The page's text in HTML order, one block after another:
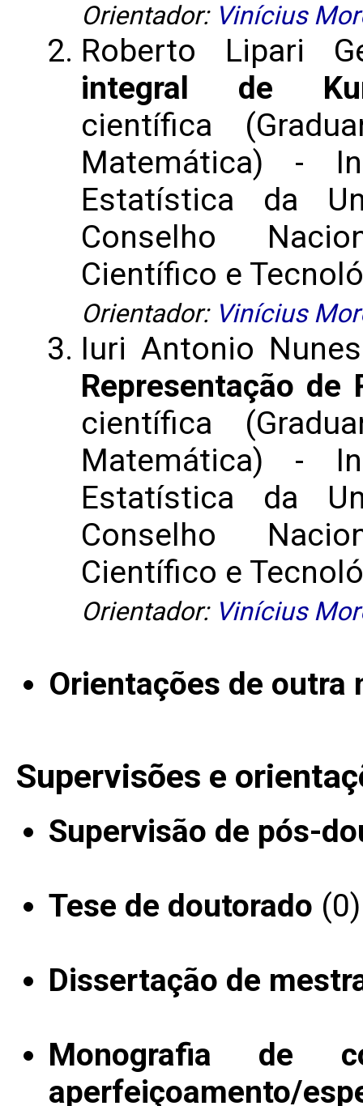
Orientador: Vinícius
Roberto Lipari
integral de
científica
Matemática) -
Estatística da
Conselho
Científico e
Orientador: Vinícius
Iuri Antonio
Representação de
científica
Matemática) -
Estatística da
Conselho
Científico e
Orientador: Vinícius
Orientações de outra
Supervisões e
Supervisão de pós-
Tese de doutorado (0)
Dissertação de
Monografia de
aperfeiçoamento/